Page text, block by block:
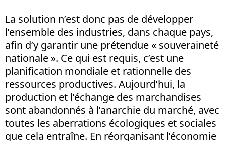
La solution n’est donc pas de développer
l’ensemble des industries, dans chaque pays,
afin d’y garantir une prétendue « souveraineté
nationale ». Ce qui est requis, c’est une
planification mondiale et rationnelle des
ressources productives. Aujourd’hui, la
production et l’échange des marchandises
sont abandonnés à l’anarchie du marché, avec
toutes les aberrations écologiques et sociales
que cela entraîne. En réorganisant l’économie